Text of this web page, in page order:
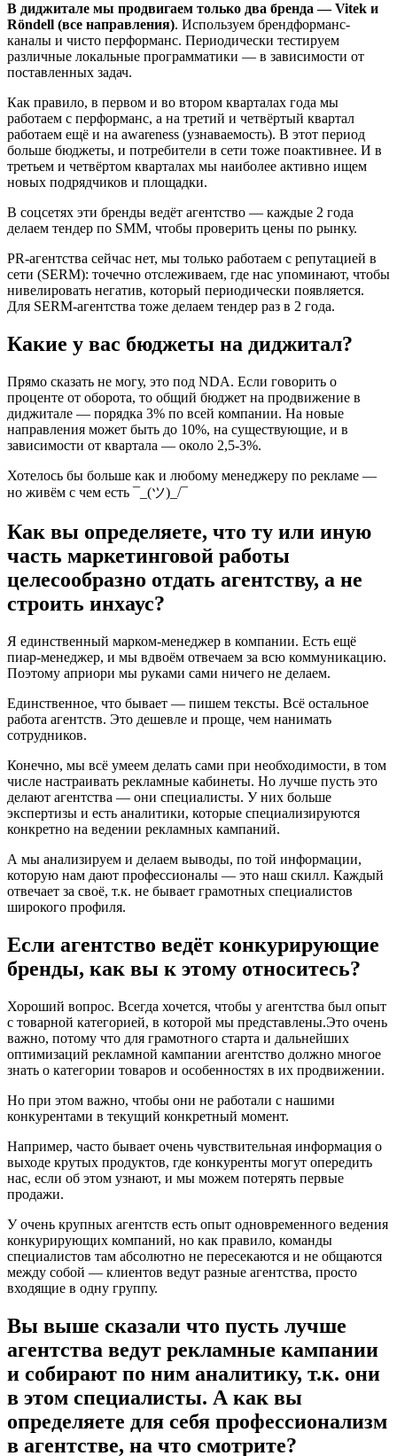
В диджитале мы продвигаем только два бренда — Vitek и
Röndell (все направления). Используем брендформанс-
каналы и чисто перформанс. Периодически тестируем
различные локальные программатики — в зависимости от
поставленных задач.
Как правило, в первом и во втором кварталах года мы
работаем с перформанс, а на третий и четвёртый квартал
работаем ещё и на awareness (узнаваемость). В этот период
больше бюджеты, и потребители в сети тоже поактивнее. И в
третьем и четвёртом кварталах мы наиболее активно ищем
новых подрядчиков и площадки.
В соцсетях эти бренды ведёт агентство — каждые 2 года
делаем тендер по SMM, чтобы проверить цены по рынку.
PR-агентства сейчас нет, мы только работаем с репутацией в
сети (SERM): точечно отслеживаем, где нас упоминают, чтобы
нивелировать негатив, который периодически появляется.
Для SERM-агентства тоже делаем тендер раз в 2 года.
Какие у вас бюджеты на диджитал?
Прямо сказать не могу, это под NDA. Если говорить о
проценте от оборота, то общий бюджет на продвижение в
диджитале — порядка 3% по всей компании. На новые
направления может быть до 10%, на существующие, и в
зависимости от квартала — около 2,5-3%.
Хотелось бы больше как и любому менеджеру по рекламе —
но живём с чем есть ¯_(ツ)_/¯
Как вы определяете, что ту или иную
часть маркетинговой работы
целесообразно отдать агентству, а не
строить инхаус?
Я единственный марком-менеджер в компании. Есть ещё
пиар-менеджер, и мы вдвоём отвечаем за всю коммуникацию.
Поэтому априори мы руками сами ничего не делаем.
Единственное, что бывает — пишем тексты. Всё остальное
работа агентств. Это дешевле и проще, чем нанимать
сотрудников.
Конечно, мы всё умеем делать сами при необходимости, в том
числе настраивать рекламные кабинеты. Но лучше пусть это
делают агентства — они специалисты. У них больше
экспертизы и есть аналитики, которые специализируются
конкретно на ведении рекламных кампаний.
А мы анализируем и делаем выводы, по той информации,
которую нам дают профессионалы — это наш скилл. Каждый
отвечает за своё, т.к. не бывает грамотных специалистов
широкого профиля.
Если агентство ведёт конкурирующие
бренды, как вы к этому относитесь?
Хороший вопрос. Всегда хочется, чтобы у агентства был опыт
с товарной категорией, в которой мы представлены.Это очень
важно, потому что для грамотного старта и дальнейших
оптимизаций рекламной кампании агентство должно многое
знать о категории товаров и особенностях в их продвижении.
Но при этом важно, чтобы они не работали с нашими
конкурентами в текущий конкретный момент.
Например, часто бывает очень чувствительная информация о
выходе крутых продуктов, где конкуренты могут опередить
нас, если об этом узнают, и мы можем потерять первые
продажи.
У очень крупных агентств есть опыт одновременного ведения
конкурирующих компаний, но как правило, команды
специалистов там абсолютно не пересекаются и не общаются
между собой — клиентов ведут разные агентства, просто
входящие в одну группу.
Вы выше сказали что пусть лучше
агентства ведут рекламные кампании
и собирают по ним аналитику, т.к. они
в этом специалисты. А как вы
определяете для себя профессионализм
в агентстве, на что смотрите?